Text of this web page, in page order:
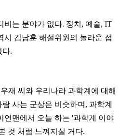
비는 분야가 없다. 정치, 예술, IT
시 김남훈 해설위원의 놀라운 섭
다.
재 씨와 우리나라 과학계에 대해
사는 군상은 비슷하며, 과학계
언맨에서 오늘 하는 '과학계 이야
것 처럼 느껴지실 거다.